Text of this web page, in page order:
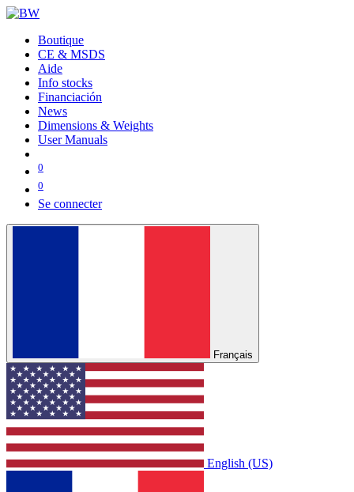
Boutique
CE & MSDS
Aide
Info stocks
Financiación
News
Dimensions & Weights
User Manuals
0
0
Se connecter
Français
English (US)